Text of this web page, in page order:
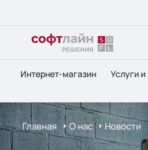
Интернет-магазин Услуги
Главная О нас Новости